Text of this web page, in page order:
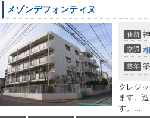
メゾンデフォンティヌ
住所
交通
築年
クレジ
ます。
す。...